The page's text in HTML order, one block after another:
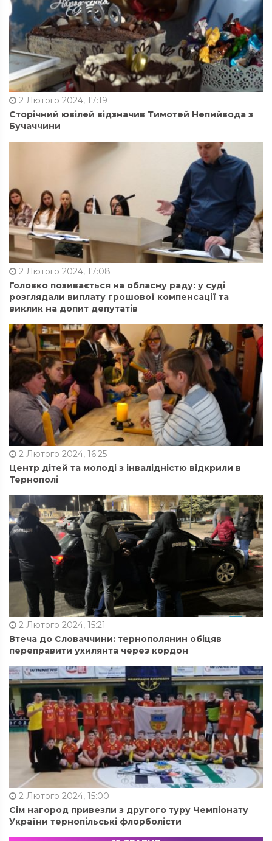
2 Лютого 2024, 17:19
Сторічний ювілей відзначив Тимотей Непийвода з
Бучаччини
2 Лютого 2024, 17:08
Головко позивається на обласну раду: у суді
розглядали виплату грошової компенсації та
виклик на допит депутатів
2 Лютого 2024, 16:25
Центр дітей та молоді з інвалідністю відкрили в
Тернополі
2 Лютого 2024, 15:21
Втеча до Словаччини: тернополянин обіцяв
переправити ухилянта через кордон
2 Лютого 2024, 15:00
Сім нагород привезли з другого туру Чемпіонату
України тернопільські флорболісти